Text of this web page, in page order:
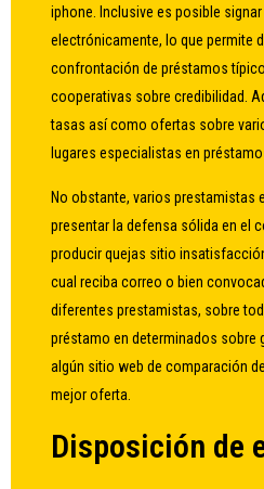
iphone. Inclusive es posible
electrónicamente, lo que permite
confrontación de préstamos
cooperativas sobre credibilidad.
tasas así­ como ofertas sobre
lugares especialistas en
No obstante, varios prestamistas
presentar la defensa sólida en el
producir quejas sitio
cual reciba correo o bien
diferentes prestamistas, sobre
préstamo en determinados sobre
algún sitio web de comparación
mejor oferta.
Disposición de